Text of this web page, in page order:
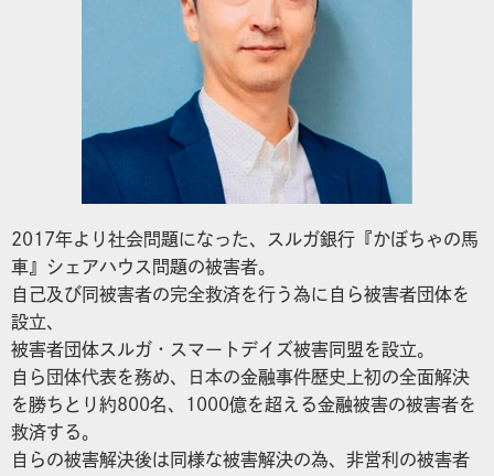
2017年より社会問題になった、スルガ銀行『かぼちゃの馬
車』シェアハウス問題の被害者。
自己及び同被害者の完全救済を行う為に自ら被害者団体を
設立、
被害者団体スルガ・スマートデイズ被害同盟を設立。
自ら団体代表を務め、日本の金融事件歴史上初の全面解決
を勝ちとり約800名、1000億を超える金融被害の被害者を
救済する。
自らの被害解決後は同様な被害解決の為、非営利の被害者